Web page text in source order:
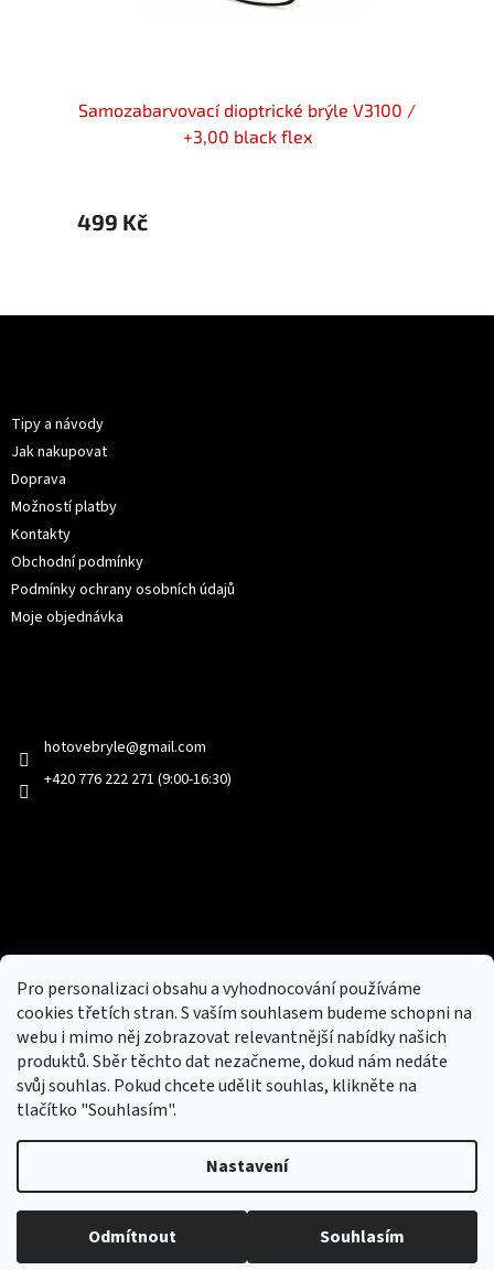
Pro personalizaci obsahu a vyhodnocování používáme
cookies třetích stran. S vaším souhlasem budeme schopni na
webu i mimo něj zobrazovat relevantnější nabídky našich
produktů. Sběr těchto dat nezačneme, dokud nám nedáte
svůj souhlas. Pokud chcete udělit souhlas, klikněte na
tlačítko "Souhlasím".
Nastavení
Odmítnout Souhlasím
Samozabarvovací dioptrické brýle V3100 /
+3,00 black flex
499 Kč
Tipy a návody
Jak nakupovat
Doprava
Možností platby
Kontakty
Obchodní podmínky
Podmínky ochrany osobních údajů
Moje objednávka
hotovebryle@gmail.com
+420 776 222 271 (9:00-16:30)
Přijímáme online platby
Nový obchod s batohy, cestovními zavazadly, tašky a peněženky
Shoptet
Copyright 2026hotovebryle.cz
. Všechna práva